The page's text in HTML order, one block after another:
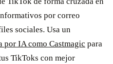
por correo
sociales. Usa un
por IA como Castmagic para
TikToks con mejor